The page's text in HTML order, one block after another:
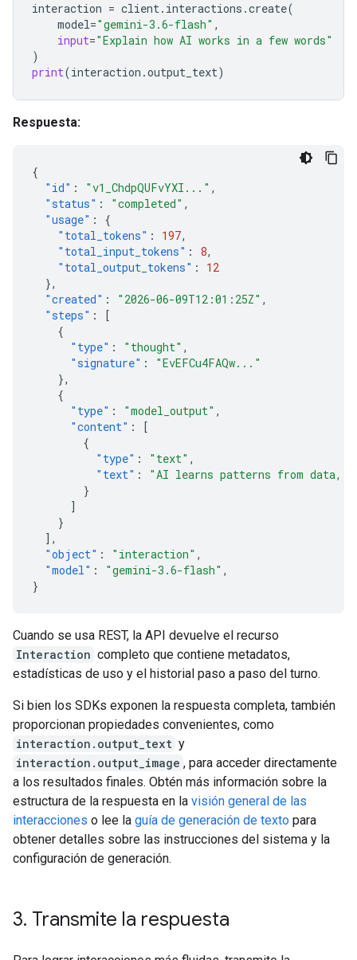
interaction = client. interactions .create(
model="gemini-3.6-flash" ,
input="Explain how AI works in a few words"
)
print(interaction .output_text)
Respuesta:
{
"id" : "v1_ChdpQUFvYXI..." ,
"status" : "completed" ,
"usage" :
{
"total_tokens" : 197,
"total_input_tokens" : 8,
"total_output_tokens" :
12
},
"created" : "2026-06-09T12:01:25Z" ,
"steps" :
[
{
"type" : "thought" ,
"signature" :
"EvEFCu4FAQw..."
},
{
"type" : "model_output" ,
"content" :
[
{
"type" : "text" ,
"text" :
"AI learns patterns from data,
}
]
}
],
"object" : "interaction" ,
"model" : "gemini-3.6-flash" ,
}
Cuando se usa REST, la API devuelve el recurso
Interaction completo que contiene metadatos,
estadísticas de uso y el historial paso a paso del turno.
Si bien los SDKs exponen la respuesta completa, también
proporcionan propiedades convenientes, como
interaction.output_text y
interaction.output_image , para acceder directamente
a los resultados finales. Obtén más información sobre la
estructura de la respuesta en la visión general de las
interacciones o lee la guía de generación de texto para
obtener detalles sobre las instrucciones del sistema y la
configuración de generación.
3. Transmite la respuesta